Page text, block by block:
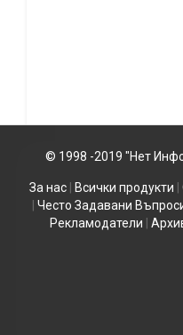
© 1998 -2019 "Нет
За нас| Всички продукти
Често Задавани
Рекламодатели